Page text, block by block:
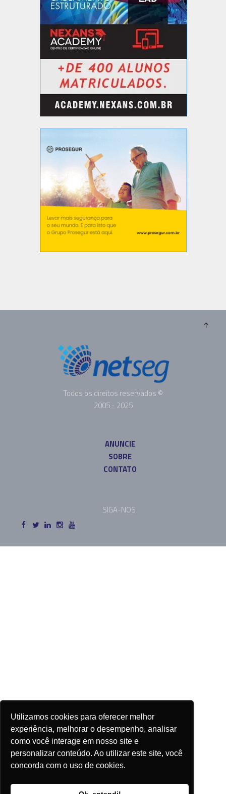
Utilizamos cookies para oferecer melhor
experiência, melhorar o desempenho, analisar
como você interage em nosso site e
personalizar conteúdo. Ao utilizar este site, você
concorda com o uso de cookies.
Todos os direitos reservados ©
2005 - 2025
ANUNCIE
SOBRE
CONTATO
SIGA-NOS